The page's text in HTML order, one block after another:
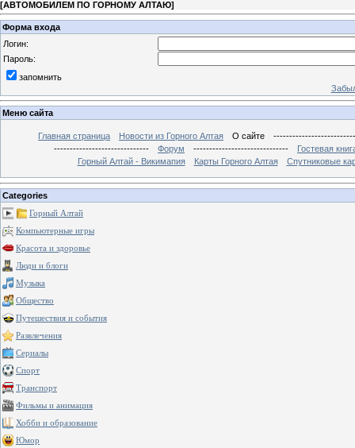
[АВТОМОБИЛЕМ ПО ГОРНОМУ АЛТАЮ]
Форма входа
Логин:
Пароль:
запомнить
Меню сайта
Главная страница Новости из Горного Алтая О сайте
------------------------------
Форум ------------------------------
Гостевая
Горный Алтай - Викимапия
Карты Горного Алтая Спутниковые
Categories
Горный Алтай
Компьютерные игры
Красота и здоровье
Люди и блоги
Музыка
Общество
Путешествия и события
Развлечения
Сериалы
Спорт
Транспорт
Фильмы и анимация
Хобби и образование
Юмор